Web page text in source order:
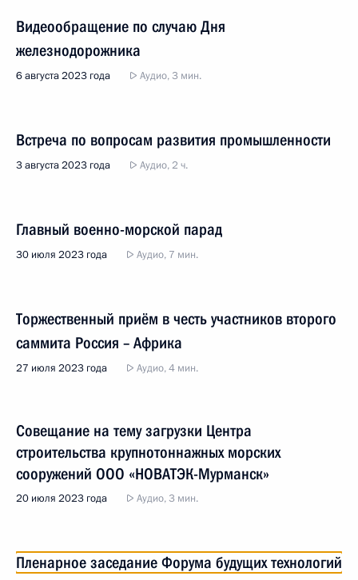
Видеообращение по случаю Дня
железнодорожника
6 августа 2023 года Аудио, 3 мин.
Встреча по вопросам развития промышленности
3 августа 2023 года Аудио, 2 ч.
Главный военно-морской парад
30 июля 2023 года Аудио, 7 мин.
Торжественный приём в честь участников второго
саммита Россия – Африка
27 июля 2023 года Аудио, 4 мин.
Совещание на тему загрузки Центра
строительства крупнотоннажных морских
сооружений ООО «НОВАТЭК-Мурманск»
20 июля 2023 года Аудио, 3 мин.
Пленарное заседание Форума будущих технологий